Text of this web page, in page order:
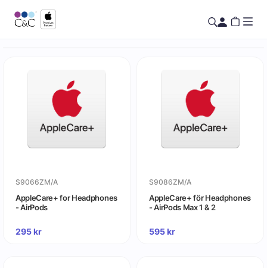
S9066ZM/A
AppleCare+ for Headphones
- AirPods
295kr
S9086ZM/A
AppleCare+ för Headphones
- AirPods Max 1 & 2
595kr